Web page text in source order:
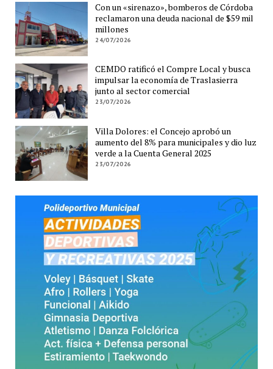
Con un «sirenazo», bomberos de Córdoba
reclamaron una deuda nacional de $59 mil
millones
24/07/2026
CEMDO ratificó el Compre Local y busca
impulsar la economía de Traslasierra
junto al sector comercial
23/07/2026
Villa Dolores: el Concejo aprobó un
aumento del 8% para municipales y dio luz
verde a la Cuenta General 2025
23/07/2026